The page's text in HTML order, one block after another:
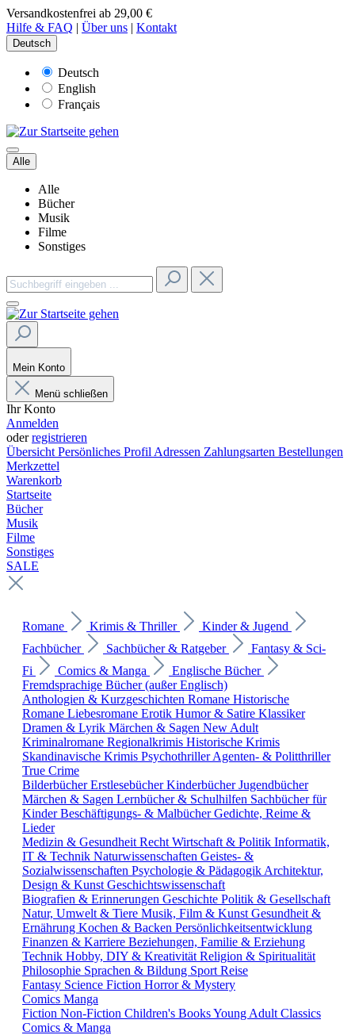
Versandkostenfrei ab 29,00 €
Hilfe & FAQ | Über uns | Kontakt
Deutsch
Deutsch
English
Français
Alle
Alle
Bücher
Musik
Filme
Sonstiges
Mein Konto
Menü schließen
Ihr Konto
Anmelden
oderregistrieren
Übersicht Persönliches Profil Adressen Zahlungsarten Bestellungen
Merkzettel
Warenkorb
Startseite
Bücher
Musik
Filme
Sonstiges
SALE
Romane Krimis & Thriller
Kinder & Jugend
Fachbücher
Sachbücher & Ratgeber
Fantasy & Sci-
Fi
Comics & Manga
Englische Bücher
Fremdsprachige Bücher (außer Englisch)
Anthologien & Kurzgeschichten Romane Historische
Romane Liebesromane Erotik Humor & Satire Klassiker
Dramen & Lyrik Märchen & Sagen New Adult
Kriminalromane Regionalkrimis Historische Krimis
Skandinavische Krimis PsychothrillerAgenten- & Politthriller
True Crime
BilderbücherErstlesebücherKinderbücherJugendbücher
Märchen & Sagen Lernbücher & Schulhilfen Sachbücher für
KinderBeschäftigungs- & MalbücherGedichte, Reime &
Lieder
Medizin & Gesundheit Recht Wirtschaft & Politik Informatik,
IT & Technik Naturwissenschaften Geistes- &
Sozialwissenschaften Psychologie & Pädagogik Architektur,
Design & Kunst Geschichtswissenschaft
Biografien & Erinnerungen Geschichte Politik & Gesellschaft
Natur, Umwelt & Tiere Musik, Film & Kunst Gesundheit &
Ernährung Kochen & Backen Persönlichkeitsentwicklung
Finanzen & Karriere Beziehungen, Familie & Erziehung
Technik Hobby, DIY & Kreativität Religion & Spiritualität
Philosophie Sprachen & Bildung Sport Reise
Fantasy Science Fiction Horror & Mystery
Comics Manga
Fiction Non-Fiction Children's BooksYoung Adult Classics
Comics & Manga